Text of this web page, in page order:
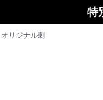
特
リジナル刺